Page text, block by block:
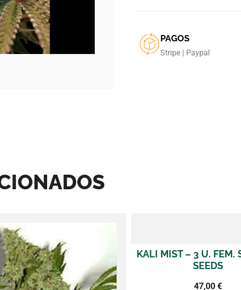
PAGOS
Stripe | Paypal
KALI MIST – 3 U. FEM. SERIOUS